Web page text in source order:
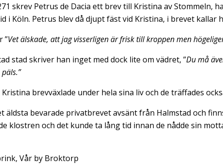
skrev Petrus de Dacia ett brev till Kristina av Stommeln,
i Köln. Petrus blev då djupt fäst vid Kristina, i brevet kallar
”Vet älskade, att jag visserligen är frisk till kroppen men
stad skriver han inget med dock lite om vädret, ”Du må
brevväxlade under hela sina liv och de träffades
äldsta bevarade privatbrevet avsänt från Halmstad och
klostren och det kunde ta lång tid innan de nådde sin
Vår by Broktorp